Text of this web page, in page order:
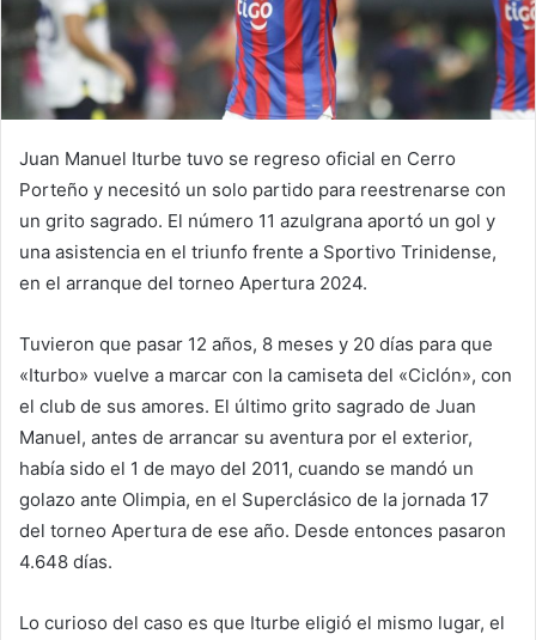
Juan Manuel Iturbe tuvo se regreso oficial en Cerro
Porteño y necesitó un solo partido para reestrenarse con
un grito sagrado. El número 11 azulgrana aportó un gol y
una asistencia en el triunfo frente a Sportivo Trinidense,
en el arranque del torneo Apertura 2024.
Tuvieron que pasar 12 años, 8 meses y 20 días para que
«Iturbo» vuelve a marcar con la camiseta del «Ciclón», con
el club de sus amores. El último grito sagrado de Juan
Manuel, antes de arrancar su aventura por el exterior,
había sido el 1 de mayo del 2011, cuando se mandó un
golazo ante Olimpia, en el Superclásico de la jornada 17
del torneo Apertura de ese año. Desde entonces pasaron
4.648 días.
Lo curioso del caso es que Iturbe eligió el mismo lugar, el